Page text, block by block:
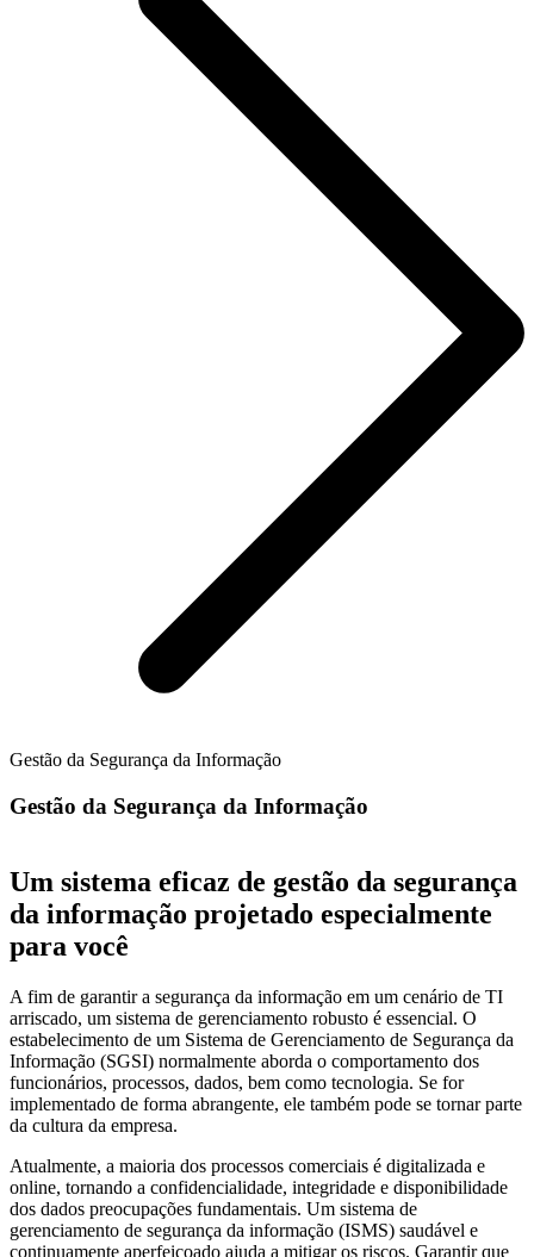
Gestão da Segurança da Informação
Gestão da Segurança da Informação
Um sistema eficaz de gestão da segurança
da informação projetado especialmente
para você
A fim de garantir a segurança da informação em um cenário de TI
arriscado, um sistema de gerenciamento robusto é essencial. O
estabelecimento de um Sistema de Gerenciamento de Segurança da
Informação (SGSI) normalmente aborda o comportamento dos
funcionários, processos, dados, bem como tecnologia. Se for
implementado de forma abrangente, ele também pode se tornar parte
da cultura da empresa.
Atualmente, a maioria dos processos comerciais é digitalizada e
online, tornando a confidencialidade, integridade e disponibilidade
dos dados preocupações fundamentais. Um sistema de
gerenciamento de segurança da informação (ISMS) saudável e
continuamente aperfeiçoado ajuda a mitigar os riscos. Garantir que